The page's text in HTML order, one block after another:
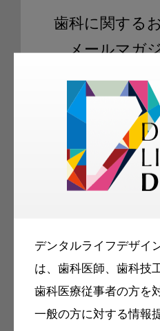
デンタルライフデザイ
は、歯科医師、歯科技
歯科医療従事者の方を
一般の方に対する情報
歯科に関する
メールマガ
ご登録いただいた
科衛生士、歯科技
容のメールマガジ
メリッ